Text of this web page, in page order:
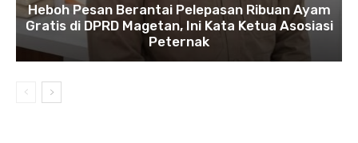
Heboh Pesan Berantai Pelepasan Ribuan Ayam
Gratis di DPRD Magetan, Ini Kata Ketua Asosiasi
Peternak